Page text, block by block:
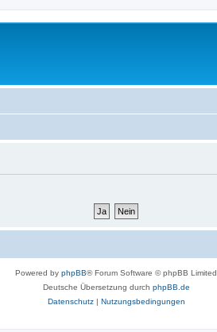
Powered by phpBB® Forum Software © phpBB Limited
Deutsche Übersetzung durch phpBB.de
Datenschutz| Nutzungsbedingungen